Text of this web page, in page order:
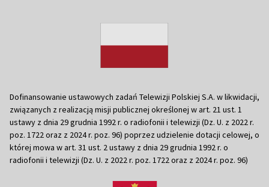
Dofinansowanie ustawowych zadań Telewizji Polskiej S.A. w likwidacji,
związanych z realizacją misji publicznej określonej w art. 21 ust. 1
ustawy z dnia 29 grudnia 1992 r. o radiofonii i telewizji (Dz. U. z 2022 r.
poz. 1722 oraz z 2024 r. poz. 96) poprzez udzielenie dotacji celowej, o
której mowa w art. 31 ust. 2 ustawy z dnia 29 grudnia 1992 r. o
radiofonii i telewizji (Dz. U. z 2022 r. poz. 1722 oraz z 2024 r. poz. 96)